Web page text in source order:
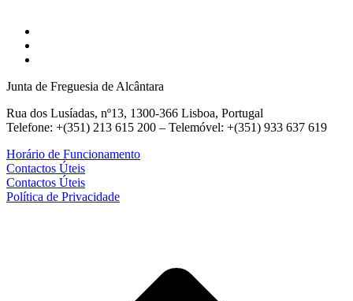
Junta de Freguesia de Alcântara
Rua dos Lusíadas, nº13, 1300-366 Lisboa, Portugal
Telefone: +(351) 213 615 200 – Telemóvel: +(351) 933 637 619
Horário de Funcionamento
Contactos Úteis
Contactos Úteis
Política de Privacidade